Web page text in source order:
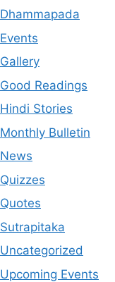
Dhammapada
Events
Gallery
Good Readings
Hindi Stories
Monthly Bulletin
News
Quizzes
Quotes
Sutrapitaka
Uncategorized
Upcoming Events